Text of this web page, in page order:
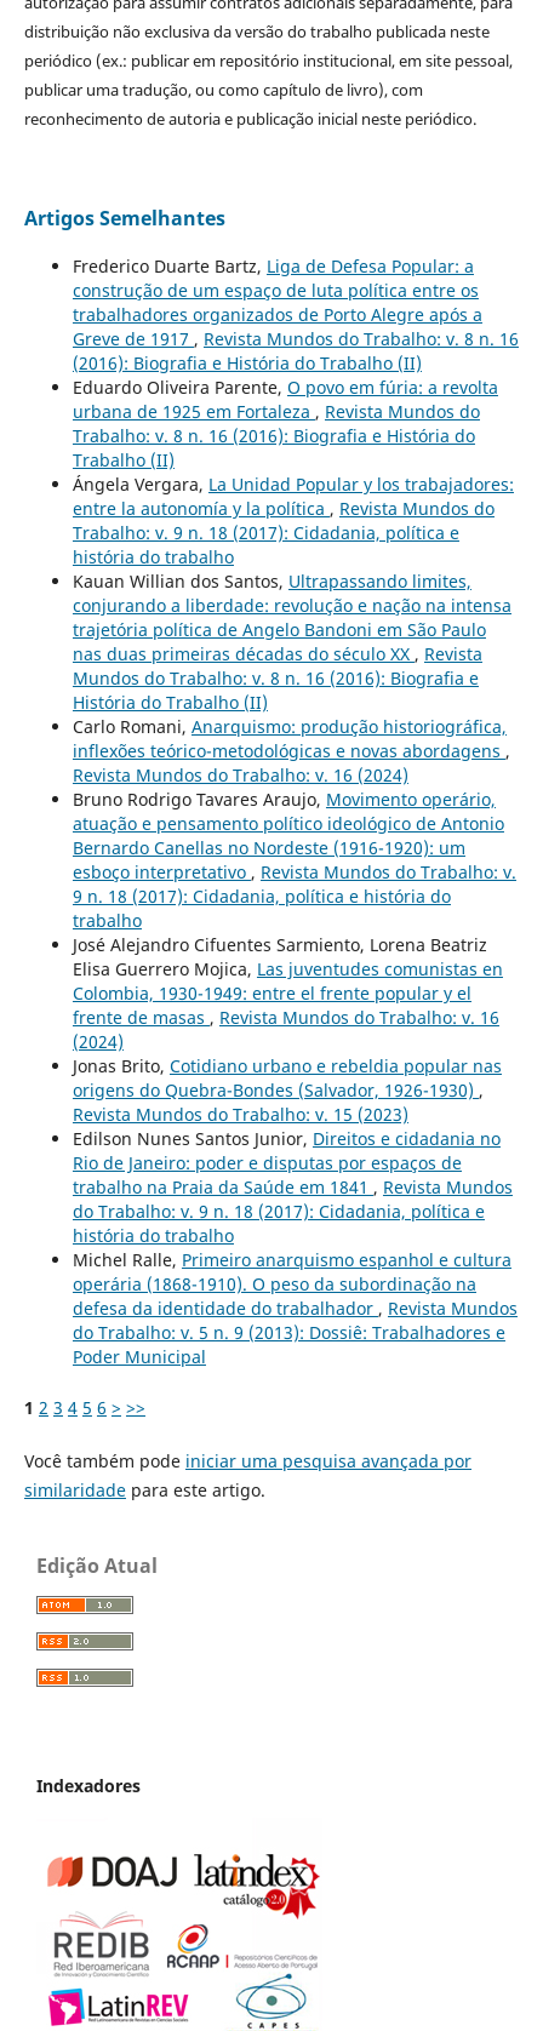
distribuição não exclusiva da versão do trabalho publicada neste
periódico (ex.: publicar em repositório institucional, em site pessoal,
publicar uma tradução, ou como capítulo de livro), com
reconhecimento de autoria e publicação inicial neste periódico.
Artigos Semelhantes
Frederico Duarte Bartz, Liga de Defesa Popular: a
construção de um espaço de luta política entre os
trabalhadores organizados de Porto Alegre após a
Greve de 1917 , Revista Mundos do Trabalho: v. 8 n. 16
(2016): Biografia e História do Trabalho (II)
Eduardo Oliveira Parente, O povo em fúria: a revolta
urbana de 1925 em Fortaleza , Revista Mundos do
Trabalho: v. 8 n. 16 (2016): Biografia e História do
Trabalho (II)
Ángela Vergara, La Unidad Popular y los trabajadores:
entre la autonomía y la política , Revista Mundos do
Trabalho: v. 9 n. 18 (2017): Cidadania, política e
história do trabalho
Kauan Willian dos Santos, Ultrapassando limites,
conjurando a liberdade: revolução e nação na intensa
trajetória política de Angelo Bandoni em São Paulo
nas duas primeiras décadas do século XX , Revista
Mundos do Trabalho: v. 8 n. 16 (2016): Biografia e
História do Trabalho (II)
Carlo Romani, Anarquismo: produção historiográfica,
inflexões teórico-metodológicas e novas abordagens ,
Revista Mundos do Trabalho: v. 16 (2024)
Bruno Rodrigo Tavares Araujo, Movimento operário,
atuação e pensamento político ideológico de Antonio
Bernardo Canellas no Nordeste (1916-1920): um
esboço interpretativo , Revista Mundos do Trabalho: v.
9 n. 18 (2017): Cidadania, política e história do
trabalho
José Alejandro Cifuentes Sarmiento, Lorena Beatriz
Elisa Guerrero Mojica, Las juventudes comunistas en
Colombia, 1930-1949: entre el frente popular y el
frente de masas , Revista Mundos do Trabalho: v. 16
(2024)
Jonas Brito, Cotidiano urbano e rebeldia popular nas
origens do Quebra-Bondes (Salvador, 1926-1930) ,
Revista Mundos do Trabalho: v. 15 (2023)
Edilson Nunes Santos Junior, Direitos e cidadania no
Rio de Janeiro: poder e disputas por espaços de
trabalho na Praia da Saúde em 1841 , Revista Mundos
do Trabalho: v. 9 n. 18 (2017): Cidadania, política e
história do trabalho
Michel Ralle, Primeiro anarquismo espanhol e cultura
operária (1868-1910). O peso da subordinação na
defesa da identidade do trabalhador , Revista Mundos
do Trabalho: v. 5 n. 9 (2013): Dossiê: Trabalhadores e
Poder Municipal
1 2 3 4 5 6 > >>
Você também pode iniciar uma pesquisa avançada por
similaridadepara este artigo.
Edição Atual
Indexadores